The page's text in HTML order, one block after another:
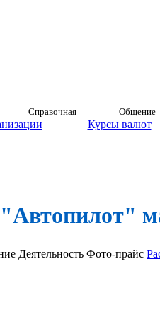
Справочная Общение
Курсы валют
"Автопилот"
Деятельность Фото-прайс